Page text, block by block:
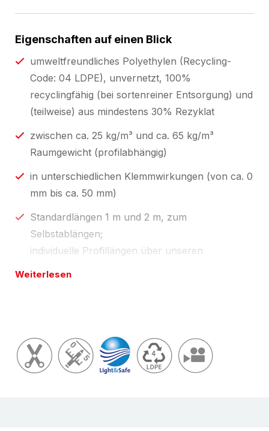
Eigenschaften auf einen Blick
umweltfreundliches Polyethylen (Recycling-
Code: 04 LDPE), unvernetzt, 100%
recyclingfähig (bei sortenreiner Entsorgung) und
(teilweise) aus mindestens 30% Rezyklat
zwischen ca. 25 kg/m³ und ca. 65 kg/m³
Raumgewicht (profilabhängig)
in unterschiedlichen Klemmwirkungen (von ca. 0
mm bis ca. 50 mm)
Standardlängen 1 m und 2 m, zum
Selbstablängen;
individuelle Profillängen über unseren
Konfektionsservice "
Verpackungshändler, Schaumverarbeiter; unsere
aktuell gültigen Zertifikate finden Sie unter
Weiterlesen